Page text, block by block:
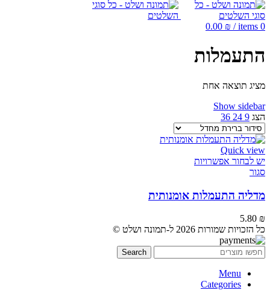
0
items
/
0.00 ₪
התעמלות
מציג תוצאה אחת
Show sidebar
הצג 9
24
36
Quick view
יש לבחור אפשרויות
סגור
מדליה התעמלות אומנותית
5.80 ₪
כל הזכויות שמורות 2026 ל-תמונה ושלט ©
Search
Menu
Categories